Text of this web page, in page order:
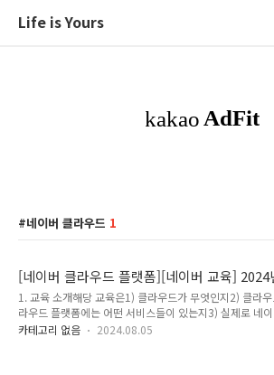
Life is Yours
네이버 클라우드 1
[네이버 클라우드 플랫폼][네이버 교육] 2024
핸즈온 랩 후기
1. 교육 소개해당 교육은1) 클라우드가 무엇인지2) 클라
라우드 플랫폼에는 어떤 서비스들이 있는지3) 실제로 네
Network 서비스를 직접 경험해보는수업이라고 정리해드
카테고리 없음 2024.08.05